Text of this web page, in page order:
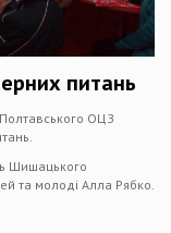
питань
ОЦЗ
Шишацького
та молоді Алла Рябко.